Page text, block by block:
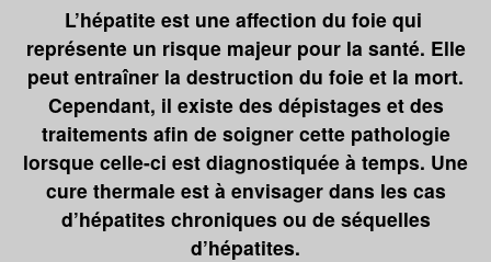
hépatiques
Article publié parLaura Dupuy le 19/12/2023
Cure de boisson
Demander une documentation
L’hépatite est une affection du foie qui
représente un risque majeur pour la santé. Elle
peut entraîner la destruction du foie et la mort.
Cependant, il existe des dépistages et des
traitements afin de soigner cette pathologie
lorsque celle-ci est diagnostiquée à temps. Une
cure thermale est à envisager dans les cas
d’hépatites chroniques ou de séquelles
d’hépatites.